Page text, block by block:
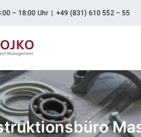
– 18:00 Uhr | +49 (831) 610 552 – 55